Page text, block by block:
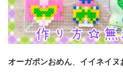
オーガポンおめん イイネイヌ